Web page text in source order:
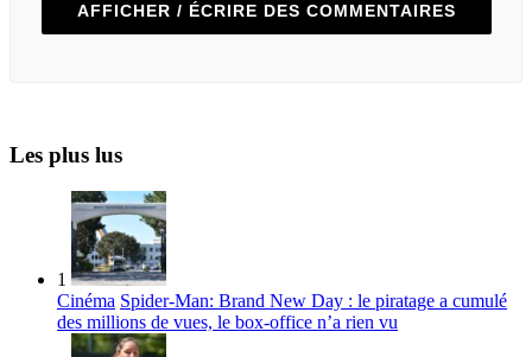
AFFICHER / ÉCRIRE DES COMMENTAIRES
Les plus lus
1
Cinéma Spider-Man: Brand New Day : le piratage a cumulé
des millions de vues, le box-office n’a rien vu